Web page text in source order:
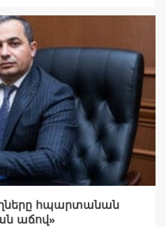
հպարտանան
աճով»